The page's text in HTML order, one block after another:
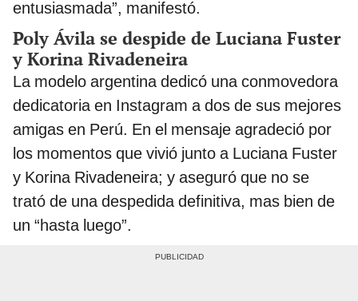
entusiasmada”, manifestó.
Poly Ávila se despide de Luciana Fuster
y Korina Rivadeneira
La modelo argentina dedicó una conmovedora
dedicatoria en Instagram a dos de sus mejores
amigas en Perú. En el mensaje agradeció por
los momentos que vivió junto a Luciana Fuster
y Korina Rivadeneira; y aseguró que no se
trató de una despedida definitiva, mas bien de
un “hasta luego”.